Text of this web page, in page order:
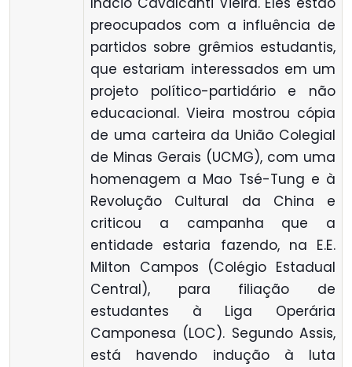
preocupados com a influência de
partidos sobre grêmios estudantis,
que estariam interessados em um
projeto político-partidário e não
educacional. Vieira mostrou cópia
de uma carteira da União Colegial
de Minas Gerais (UCMG), com uma
homenagem a Mao Tsé-Tung e à
Revolução Cultural da China e
criticou a campanha que a
entidade estaria fazendo, na E.E.
Milton Campos (Colégio Estadual
Central), para filiação de
estudantes à Liga Operária
Camponesa (LOC). Segundo Assis,
está havendo indução à luta